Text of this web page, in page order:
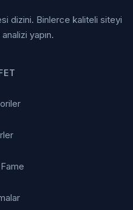
dizini. Binlerce kaliteli siteyi
yapın.